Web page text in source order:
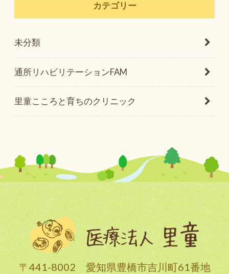
カテゴリー
未分類
通所リハビリテーションFAM
里童こころと育ちのクリニック
〒441-8002 愛知県豊橋市吉川町61番地